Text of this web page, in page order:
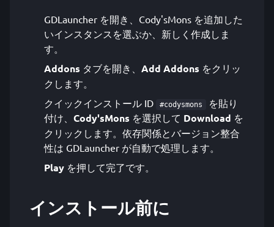
GDLauncher を開き、Cody'sMons を追加した
いインスタンスを選ぶか、新しく作成しま
す。
Addons タブを開き、 Add Addons をクリッ
クします。
クイックインストール ID
#codysmons
を貼り
付け、 Cody'sMons を選択して Download を
クリックします。依存関係とバージョン整合
性は GDLauncher が自動で処理します。
Play を押して完了です。
インストール前に